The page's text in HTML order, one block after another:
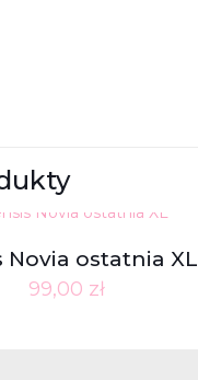
Novia ostatnia XL
99,00 zł